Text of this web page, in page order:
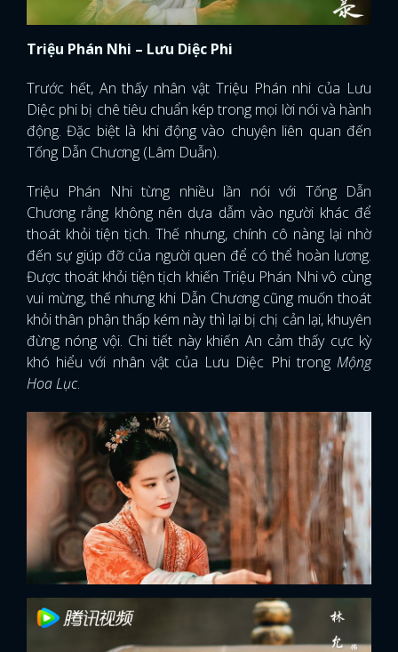
Triệu Phán Nhi – Lưu Diệc Phi
Trước hết, An thấy nhân vật Triệu Phán nhi của Lưu
Diệc phi bị chê tiêu chuẩn kép trong mọi lời nói và hành
động. Đặc biệt là khi động vào chuyện liên quan đến
Tống Dẫn Chương (Lâm Duẫn).
Triệu Phán Nhi từng nhiều lần nói với Tống Dẫn
Chương rằng không nên dựa dẫm vào người khác để
thoát khỏi tiện tịch. Thế nhưng, chính cô nàng lại nhờ
đến sự giúp đỡ của người quen để có thể hoàn lương.
Được thoát khỏi tiện tịch khiến Triệu Phán Nhi vô cùng
vui mừng, thế nhưng khi Dẫn Chương cũng muốn thoát
khỏi thân phận thấp kém này thì lại bị chị cản lại, khuyên
đừng nóng vội. Chi tiết này khiến An cảm thấy cực kỳ
khó hiểu với nhân vật của Lưu Diệc Phi trong Mộng
Hoa Lục.